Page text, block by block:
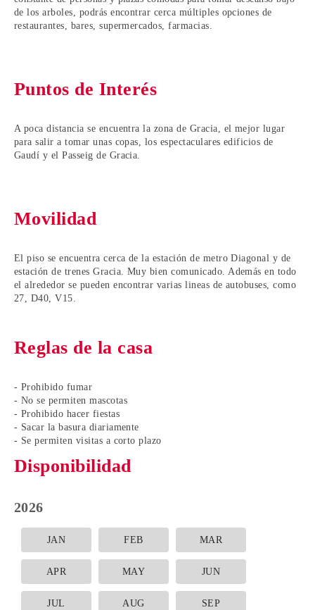
de los arboles, podrás encontrar cerca múltiples opciones de
restaurantes, bares, supermercados, farmacias.
Puntos de Interés
A poca distancia se encuentra la zona de Gracia, el mejor lugar
para salir a tomar unas copas, los espectaculares edificios de
Gaudí y el Passeig de Gracia.
Movilidad
El piso se encuentra cerca de la estación de metro Diagonal y de
estación de trenes Gracia. Muy bien comunicado. Además en todo
el alrededor se pueden encontrar varias lineas de autobuses, como
27, D40, V15.
Reglas de la casa
- Prohibido fumar
- No se permiten mascotas
- Prohibido hacer fiestas
- Sacar la basura diariamente
- Se permiten visitas a corto plazo
Disponibilidad
2026
JAN FEB MAR
APR MAY JUN
JUL AUG SEP